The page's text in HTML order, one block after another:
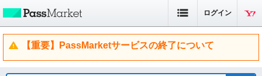
ログイン
【重要】PassMarketサービスの終了について